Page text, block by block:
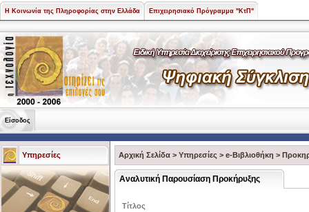
Η Κοινωνία της Πληροφορίας στην Ελλάδα Επιχειρησιακό Πρόγραμμα "ΚτΠ"
Είσοδος
Υπηρεσίες Αρχική Σελίδα > Υπηρεσίες > e-Βιβλιοθήκη >
Αναλυτική Παρουσίαση Προκήρυξης
Τίτλος